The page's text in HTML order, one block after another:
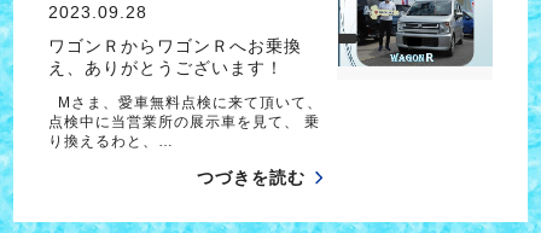
2023.09.28
ワゴンＲからワゴンＲへお乗換
え、ありがとうございます！
Mさま、愛車無料点検に来て頂いて、
点検中に当営業所の展示車を見て、 乗
り換えるわと、…
つづきを読む